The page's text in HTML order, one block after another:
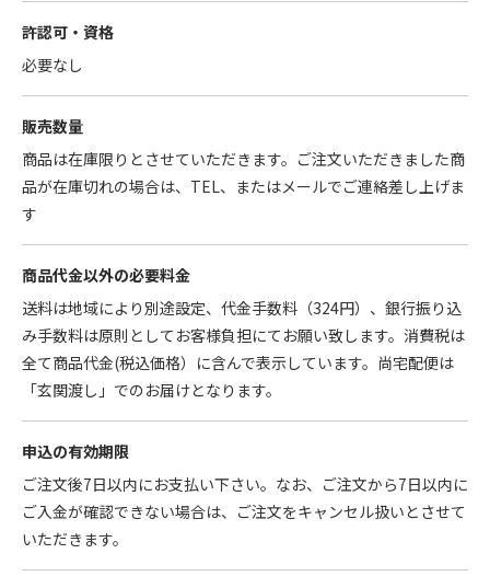
許認可・資格
必要なし
販売数量
商品は在庫限りとさせていただきます。ご注文いただきました商
品が在庫切れの場合は、TEL、またはメールでご連絡差し上げま
す
商品代金以外の必要料金
送料は地域により別途設定、代金手数料（324円）、銀行振り込
み手数料は原則としてお客様負担にてお願い致します。消費税は
全て商品代金(税込価格）に含んで表示しています。尚宅配便は
「玄関渡し」でのお届けとなります。
申込の有効期限
ご注文後7日以内にお支払い下さい。なお、ご注文から7日以内に
ご入金が確認できない場合は、ご注文をキャンセル扱いとさせて
いただきます。